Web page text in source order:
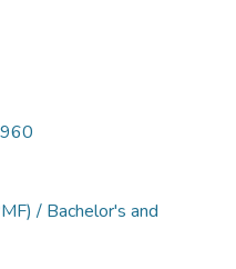
/ Bachelor's and